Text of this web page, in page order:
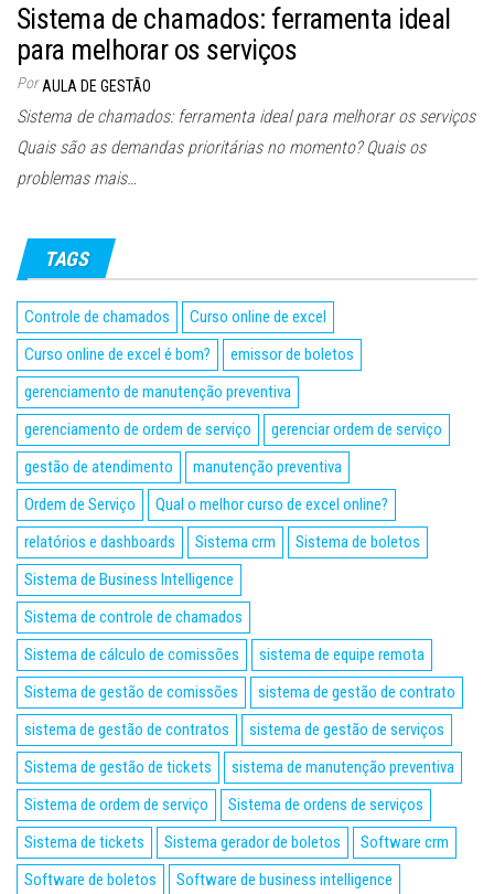
Sistema de chamados: ferramenta ideal
para melhorar os serviços
Por AULA DE GESTÃO
Sistema de chamados: ferramenta ideal para melhorar os serviços
Quais são as demandas prioritárias no momento? Quais os
problemas mais…
TAGS
Controle de chamados
Curso online de excel
Curso online de excel é bom?
emissor de boletos
gerenciamento de manutenção preventiva
gerenciamento de ordem de serviço
gerenciar ordem de serviço
gestão de atendimento
manutenção preventiva
Ordem de Serviço
Qual o melhor curso de excel online?
relatórios e dashboards
Sistema crm
Sistema de boletos
Sistema de Business Intelligence
Sistema de controle de chamados
Sistema de cálculo de comissões
sistema de equipe remota
Sistema de gestão de comissões
sistema de gestão de contrato
sistema de gestão de contratos
sistema de gestão de serviços
Sistema de gestão de tickets
sistema de manutenção preventiva
Sistema de ordem de serviço
Sistema de ordens de serviços
Sistema de tickets
Sistema gerador de boletos
Software crm
Software de boletos
Software de business intelligence